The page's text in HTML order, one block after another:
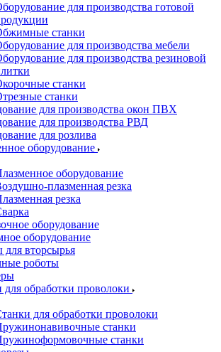
для производства готовой
станки
для производства мебели
для производства резиновой
станки
станки
для производства окон ПВХ
для производства РВД
для розлива
оборудование
оборудование
плазменная резка
резка
оборудование
оборудование
для вторсырья
роботы
для обработки проволоки
для обработки проволоки
станки
станки